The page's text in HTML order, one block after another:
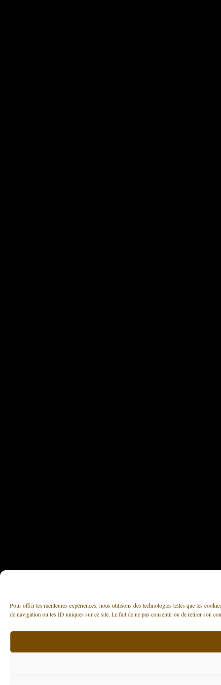
Pour offrir les meilleures expériences, nous utilisons des technologies telles que les
de navigation ou les ID uniques sur ce site. Le fait de ne pas consentir ou de retirer son